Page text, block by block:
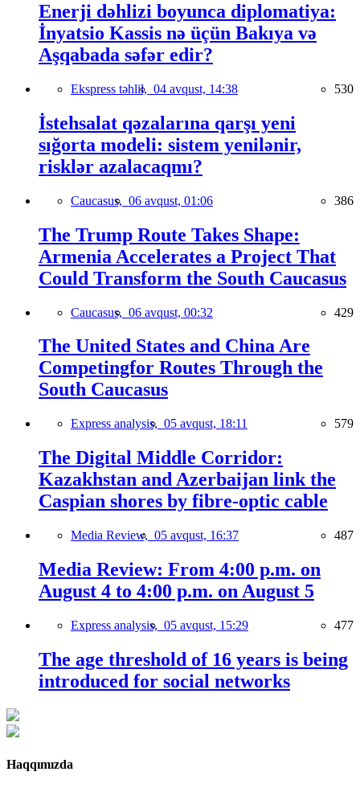
Enerji dəhlizi boyunca diplomatiya:
İnyatsio Kassis nə üçün Bakıya və
Aşqabada səfər edir?
Ekspress təhlil, 04 avqust, 14:38 530
İstehsalat qəzalarına qarşı yeni
sığorta modeli: sistem yenilənir,
risklər azalacaqmı?
Caucasus, 06 avqust, 01:06 386
The Trump Route Takes Shape:
Armenia Accelerates a Project That
Could Transform the South Caucasus
Caucasus, 06 avqust, 00:32 429
The United States and China Are
Competingfor Routes Through the
South Caucasus
Express analysis, 05 avqust, 18:11 579
The Digital Middle Corridor:
Kazakhstan and Azerbaijan link the
Caspian shores by fibre-optic cable
Media Review, 05 avqust, 16:37 487
Media Review: From 4:00 p.m. on
August 4 to 4:00 p.m. on August 5
Express analysis, 05 avqust, 15:29 477
The age threshold of 16 years is being
introduced for social networks
Haqqımızda